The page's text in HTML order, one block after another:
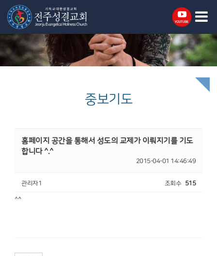
중보기도
홈페이지 공간을 통해서 성도의 교제가 이뤄지기를 기도
합니다 ^.^
2015-04-01 14:46:49
관리자1 조회수 515
^^